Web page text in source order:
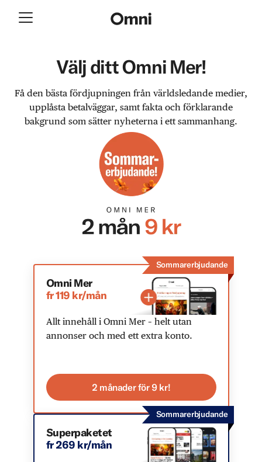
Välj ditt Omni Mer!
Få den bästa fördjupningen från världsledande medier,
upplåsta betalväggar, samt fakta och förklarande
bakgrund som sätter nyheterna i ett sammanhang.
Sommarerbjudande
Omni Mer
fr 119 kr/mån
Allt innehåll i Omni Mer – helt utan
annonser och med ett extra konto.
2 månader för 9 kr!
Sommarerbjudande
Superpaketet
fr 269 kr/mån